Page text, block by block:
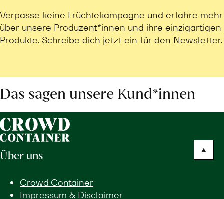
Verpasse keine Früchtekampagne und erfahre mehr
über unsere Produzent*innen und ihre einzigartigen
Produkte. Schreibe dich jetzt ein für den Newsletter.
Das sagen unsere Kund*innen
Über uns
Crowd Container
Impressum & Disclaimer